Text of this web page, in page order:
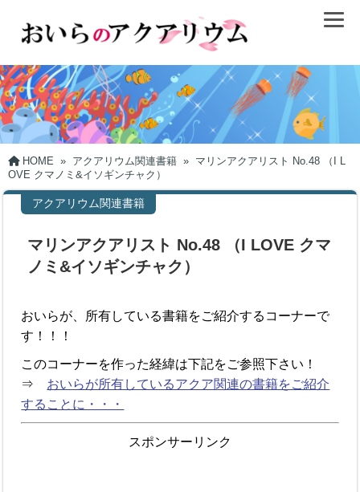
HOME » アクアリウム関連書籍 » マリンアクアリスト No.48 （I L
OVE クマノミ&イソギンチャク）
アクアリウム関連書籍
マリンアクアリスト No.48 （I LOVE クマ
ノミ&イソギンチャク）
おいらが、所有している書籍をご紹介するコーナーで
す！！！
このコーナーを作った経緯は下記をご参照下さい！
⇒ おいらが所有しているアクア関連の書籍をご紹介
することに・・・
スポンサーリンク